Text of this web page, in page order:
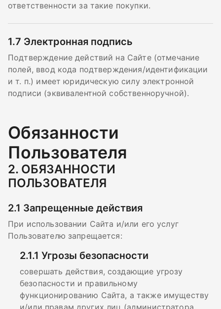
ответственности за такие покупки.
1.7 Электронная подпись
Подтверждение действий на Сайте (отмечание
полей, ввод кода подтверждения/идентификации
и т. п.) имеет юридическую силу электронной
подписи (эквивалентной собственноручной).
Обязанности
Пользователя
2. ОБЯЗАННОСТИ
ПОЛЬЗОВАТЕЛЯ
2.1 Запрещенные действия
При использовании Сайта и/или его услуг
Пользователю запрещается:
2.1.1 Угрозы безопасности
совершать действия, создающие угрозу
безопасности и правильному
функционированию Сайта, а также имуществу
и/или правам других лиц (администратора,